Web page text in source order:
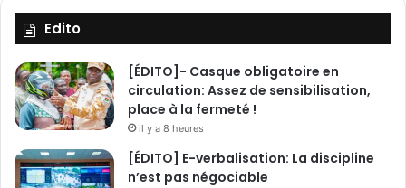
Edito
[ÉDITO]- Casque obligatoire en
circulation: Assez de sensibilisation,
place à la fermeté !
il y a 8 heures
[ÉDITO] E-verbalisation: La discipline
n’est pas négociable